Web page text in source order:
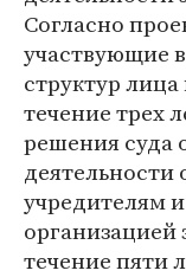
Согласно
участвующие
структур
течение трех
решения суда
учредителям
организацией
течение пяти